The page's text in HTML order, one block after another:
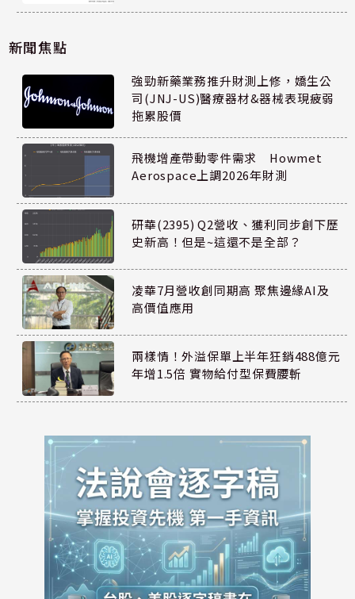
新聞焦點
強勁新藥業務推升財測上修，嬌生公
司(JNJ-US)醫療器材&器械表現疲弱
拖累股價
飛機增產帶動零件需求 Howmet
Aerospace上調2026年財測
研華(2395) Q2營收、獲利同步創下歷
史新高！但是~這還不是全部？
凌華7月營收創同期高 聚焦邊緣AI及
高價值應用
兩樣情！外溢保單上半年狂銷488億元
年增1.5倍 實物給付型保費腰斬